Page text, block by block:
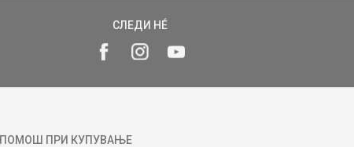
СЛЕДИ НÉ
ПОМОШ ПРИ КУПУВАЊЕ